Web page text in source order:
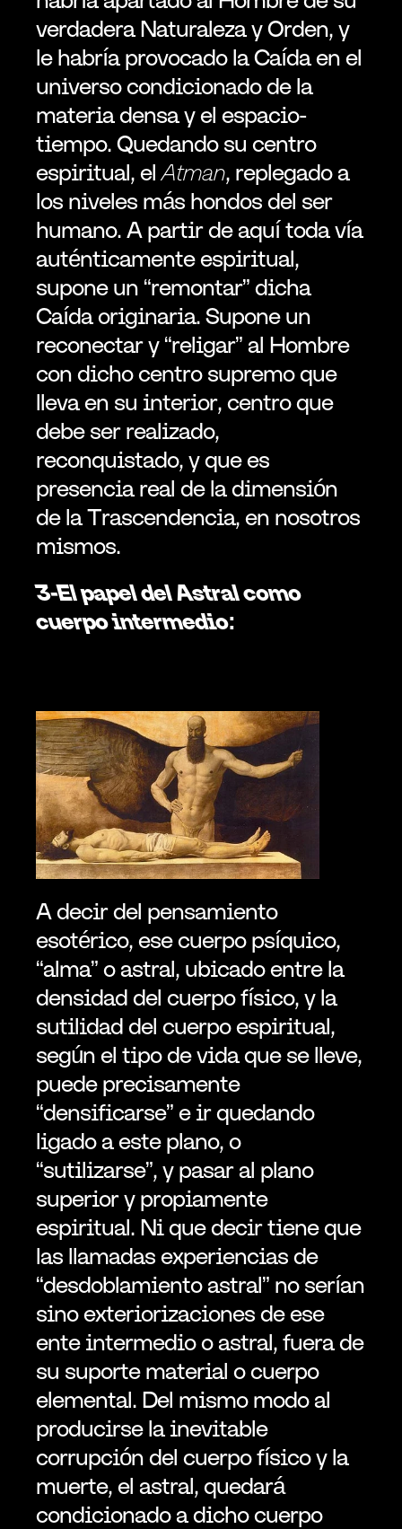
verdadera Naturaleza y Orden, y
le habría provocado la Caída en el
universo condicionado de la
materia densa y el espacio-
tiempo. Quedando su centro
espiritual, el Atman, replegado a
los niveles más hondos del ser
humano. A partir de aquí toda vía
auténticamente espiritual,
supone un “remontar” dicha
Caída originaria. Supone un
reconectar y “religar” al Hombre
con dicho centro supremo que
lleva en su interior, centro que
debe ser realizado,
reconquistado, y que es
presencia real de la dimensión
de la Trascendencia, en nosotros
mismos.
3-El papel del Astral como
cuerpo intermedio:
A decir del pensamiento
esotérico, ese cuerpo psíquico,
“alma” o astral, ubicado entre la
densidad del cuerpo físico, y la
sutilidad del cuerpo espiritual,
según el tipo de vida que se lleve,
puede precisamente
“densificarse” e ir quedando
ligado a este plano, o
“sutilizarse”, y pasar al plano
superior y propiamente
espiritual. Ni que decir tiene que
las llamadas experiencias de
“desdoblamiento astral” no serían
sino exteriorizaciones de ese
ente intermedio o astral, fuera de
su suporte material o cuerpo
elemental. Del mismo modo al
producirse la inevitable
corrupción del cuerpo físico y la
muerte, el astral, quedará
condicionado a dicho cuerpo